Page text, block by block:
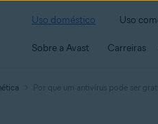
Uso doméstico Uso
Sobre a Avast Carreiras
Por que um antivírus pode ser